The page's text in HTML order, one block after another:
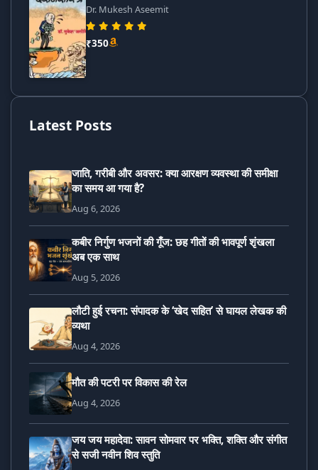
Dr. Mukesh Aseemit
₹350
Latest Posts
जाति, गरीबी और अवसर: क्या आरक्षण व्यवस्था की समीक्षा
का समय आ गया है?
Aug 6, 2026
कबीर निर्गुण भजनों की गूँज: छह गीतों की भावपूर्ण शृंखला
अब एक साथ
Aug 5, 2026
लौटी हुई रचना: संपादक के ‘खेद सहित’ से घायल लेखक की
व्यथा
Aug 4, 2026
मौत की पटरी पर विकास की रेल
Aug 4, 2026
जय जय महादेवा: सावन सोमवार पर भक्ति, शक्ति और संगीत
से सजी नवीन शिव स्तुति